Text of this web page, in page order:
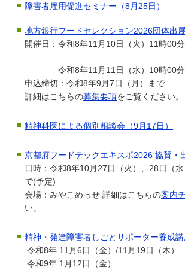
障害者雇用促進セミナー（8月25日）
地方銀行フードセレクション2026団体出
開催日：令和8年11月10日（火）11時00
令和8年11月11日（水）10時00分
申込締切：令和8年9月7日（月）まで
詳細はこちらの募集要項をご覧ください。
精神科医による個別相談会（9月17日）
京都府フードテックエキスポ2026 協賛・
日時：令和8年10月27日（火）、28日（
で(予定)
会場：みやこめっせ 詳細はこちらの案内
い。
精神・発達障害者しごとサポーター養成講
令和8年 11月6日（金）/11月19日（木）
令和9年 1月12日（金）